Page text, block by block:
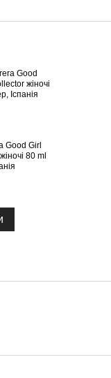
Good Girl
80 ml